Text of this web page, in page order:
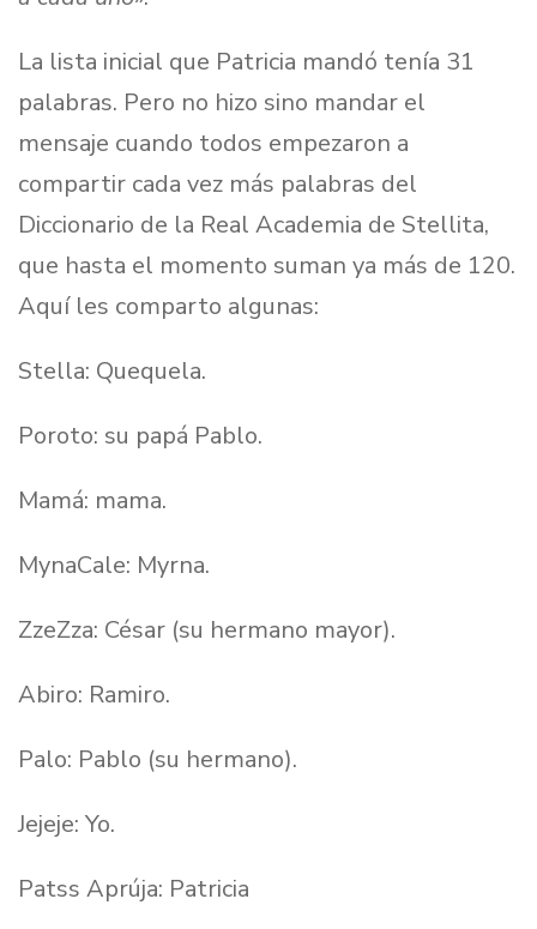
La lista inicial que Patricia mandó tenía 31
palabras. Pero no hizo sino mandar el
mensaje cuando todos empezaron a
compartir cada vez más palabras del
Diccionario de la Real Academia de Stellita,
que hasta el momento suman ya más de 120.
Aquí les comparto algunas:
Stella: Quequela.
Poroto: su papá Pablo.
Mamá: mama.
MynaCale: Myrna.
ZzeZza: César (su hermano mayor).
Abiro: Ramiro.
Palo: Pablo (su hermano).
Jejeje: Yo.
Patss Aprúja: Patricia